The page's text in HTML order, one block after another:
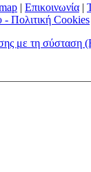
| Επικοινωνία |
- Πολιτική Cookies
με τη σύσταση